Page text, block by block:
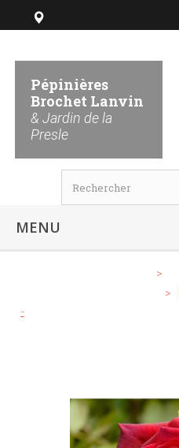
Pépinières
Brochet Lanvin
& Jardin de la
Presle
MENU
>
>
-